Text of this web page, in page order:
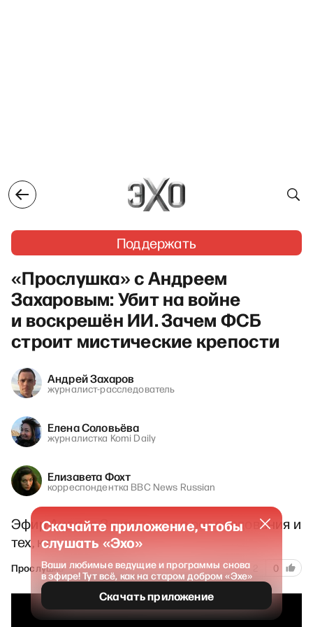
Поддержать
«Прослушка» с Андреем
Захаровым: Убит на войне
и воскрешён ИИ. Зачем ФСБ
строит мистические крепости
Андрей Захаров
журналист-расследователь
Елена Соловьёва
журналистка Komi Daily
Елизавета Фохт
корреспондентка BBC News Russian
Эфир Андрея Захарова про расследования и
тех, кто их делает
Прослушка 24 апреля 2026 139 0
Скачайте приложение, чтобы
слушать «Эхо»
Ваши любимые ведущие и программы снова
в эфире! Тут всё, как на старом добром «Эхе»
Скачать приложение